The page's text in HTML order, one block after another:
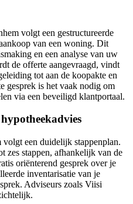
volgt een gestructureerde
van een woning. Dit
en een analyse van uw
de offerte aangevraagd, vindt
tot aan de koopakte en
gesprek is het vaak nodig om
via een beveiligd klantportaal.
een duidelijk stappenplan.
zes stappen, afhankelijk van de
oriënterend gesprek over je
inventarisatie van je
Adviseurs zoals Viisi